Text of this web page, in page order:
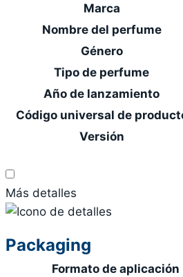
Marca
Nombre del perfume
Género
Tipo de perfume
Año de lanzamiento
Código universal de
Versión
Más detalles
Packaging
Formato de aplicación